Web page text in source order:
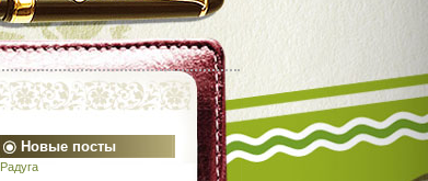
Новые посты
Радуга